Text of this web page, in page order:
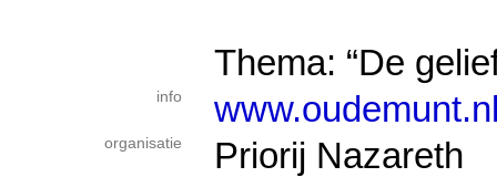
Thema: “De
info
organisatie Priorij Nazareth